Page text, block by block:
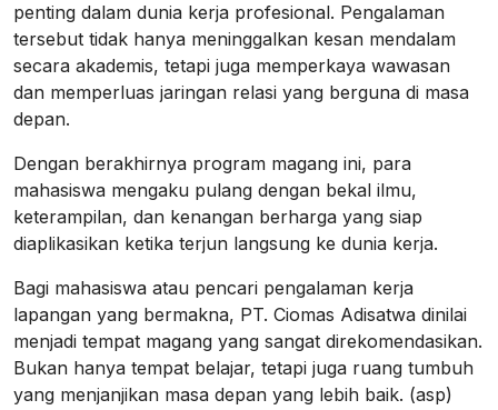
penting dalam dunia kerja profesional. Pengalaman
tersebut tidak hanya meninggalkan kesan mendalam
secara akademis, tetapi juga memperkaya wawasan
dan memperluas jaringan relasi yang berguna di masa
depan.
Dengan berakhirnya program magang ini, para
mahasiswa mengaku pulang dengan bekal ilmu,
keterampilan, dan kenangan berharga yang siap
diaplikasikan ketika terjun langsung ke dunia kerja.
Bagi mahasiswa atau pencari pengalaman kerja
lapangan yang bermakna, PT. Ciomas Adisatwa dinilai
menjadi tempat magang yang sangat direkomendasikan.
Bukan hanya tempat belajar, tetapi juga ruang tumbuh
yang menjanjikan masa depan yang lebih baik. (asp)